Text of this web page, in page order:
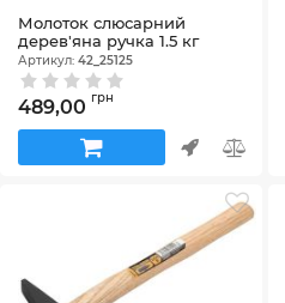
Молоток слюсарний
дерев'яна ручка 1.5 кг
Артикул: 42_25125
489,00 грн